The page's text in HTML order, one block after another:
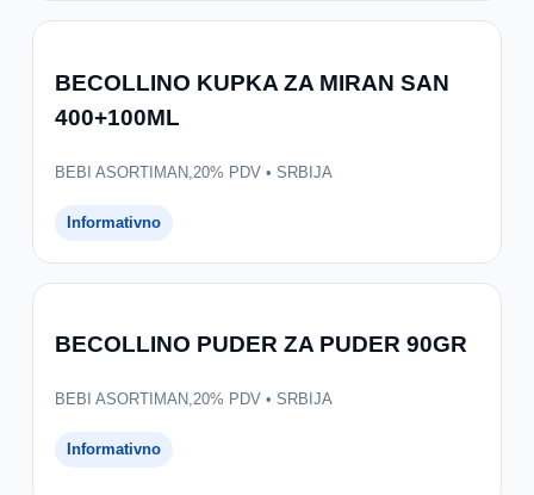
BECOLLINO KUPKA ZA MIRAN SAN
400+100ML
BEBI ASORTIMAN,20% PDV • SRBIJA
Informativno
BECOLLINO PUDER ZA PUDER 90GR
BEBI ASORTIMAN,20% PDV • SRBIJA
Informativno